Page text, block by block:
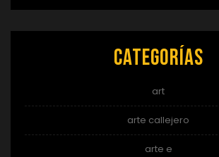
Categorías
art
arte callejero
arte e